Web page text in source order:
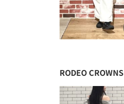
RODEO CROWNS